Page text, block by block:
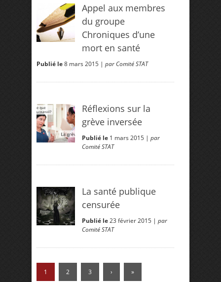
Appel aux membres
du groupe
Chroniques d’une
mort en santé
Publié le8 mars 2015 | par Comité STAT
Réflexions sur la
grève inversée
Publié le 1 mars 2015 |par
Comité STAT
La santé publique
censurée
Publié le23 février 2015 |par
Comité STAT
1 2 3 › »